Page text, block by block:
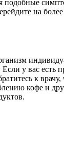
подобные
на
у вас есть
к
кофе и